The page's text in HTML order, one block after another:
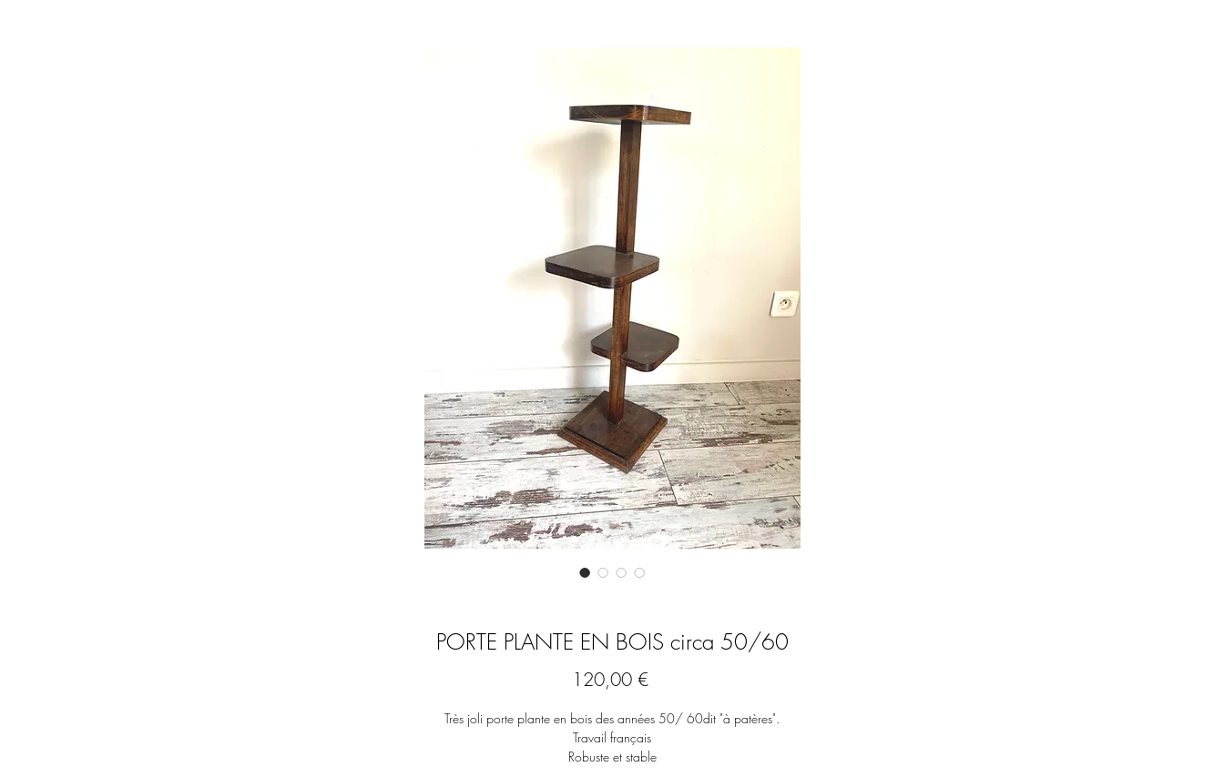
PORTE PLANTE EN BOIS circa 50/60
120,00 €Prix
Très joli porte plante en bois des années 50/ 60dit "à patères".
Travail français
Robuste et stable